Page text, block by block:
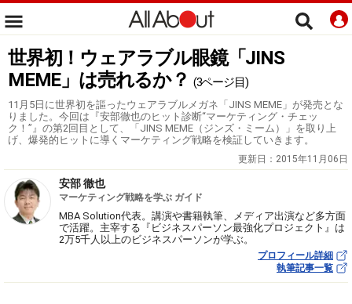
世界初！ウェアラブル眼鏡「JINS
MEME」は売れるか？ (3ページ目)
11月5日に世界初を謳ったウェアラブルメガネ「JINS MEME」が発売とな
りました。今回は『安部徹也のヒット診断“マーケティング・チェッ
ク！”』の第2回目として、「JINS MEME（ジンズ・ミーム）」を取り上
げ、爆発的ヒットに導くマーケティング戦略を検証していきます。
更新日： 2015年11月06日
安部 徹也
マーケティング戦略を学ぶ ガイド
MBA Solution代表。講演や書籍執筆、メディア出演など多方面
で活躍。主宰する『ビジネスパーソン最強化プロジェクト』は
2万5千人以上のビジネスパーソンが学ぶ。
プロフィール詳細
執筆記事一覧